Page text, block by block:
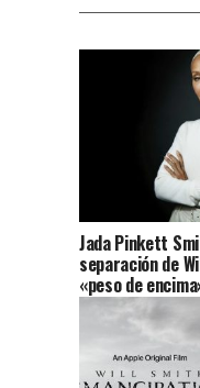
Jada Pinkett
separación de
«peso de